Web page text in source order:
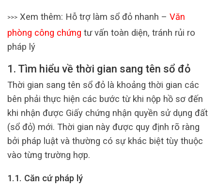
>>> Xem thêm: Hỗ trợ làm sổ đỏ nhanh – Văn
phòng công chứng tư vấn toàn diện, tránh rủi ro
pháp lý
1. Tìm hiểu về thời gian sang tên sổ đỏ
Thời gian sang tên sổ đỏ là khoảng thời gian các
bên phải thực hiện các bước từ khi nộp hồ sơ đến
khi nhận được Giấy chứng nhận quyền sử dụng đất
(sổ đỏ) mới. Thời gian này được quy định rõ ràng
bởi pháp luật và thường có sự khác biệt tùy thuộc
vào từng trường hợp.
1.1. Căn cứ pháp lý